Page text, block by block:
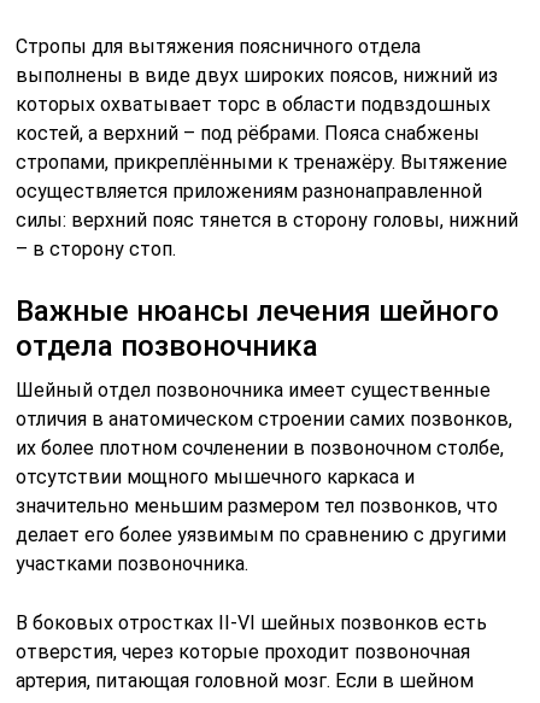
Стропы для вытяжения поясничного отдела
выполнены в виде двух широких поясов, нижний из
которых охватывает торс в области подвздошных
костей, а верхний – под рёбрами. Пояса снабжены
стропами, прикреплёнными к тренажёру. Вытяжение
осуществляется приложениям разнонаправленной
силы: верхний пояс тянется в сторону головы, нижний
– в сторону стоп.
Важные нюансы лечения шейного
отдела позвоночника
Шейный отдел позвоночника имеет существенные
отличия в анатомическом строении самих позвонков,
их более плотном сочленении в позвоночном столбе,
отсутствии мощного мышечного каркаса и
значительно меньшим размером тел позвонков, что
делает его более уязвимым по сравнению с другими
участками позвоночника.
В боковых отростках II-VI шейных позвонков есть
отверстия, через которые проходит позвоночная
артерия, питающая головной мозг. Если в шейном